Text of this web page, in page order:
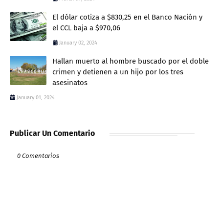
El dólar cotiza a $830,25 en el Banco Nación y
el CCL baja a $970,06
January 02, 2024
Hallan muerto al hombre buscado por el doble
crimen y detienen a un hijo por los tres
asesinatos
January 01, 2024
Publicar Un Comentario
0 Comentarios